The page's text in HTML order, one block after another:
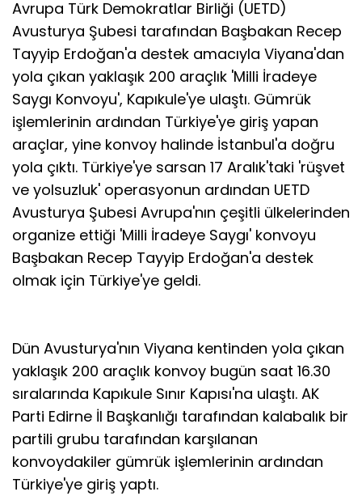
Avrupa Türk Demokratlar Birliği (UETD)
Avusturya Şubesi tarafından Başbakan Recep
Tayyip Erdoğan'a destek amacıyla Viyana'dan
yola çıkan yaklaşık 200 araçlık 'Milli İradeye
Saygı Konvoyu', Kapıkule'ye ulaştı. Gümrük
işlemlerinin ardından Türkiye'ye giriş yapan
araçlar, yine konvoy halinde İstanbul'a doğru
yola çıktı. Türkiye'ye sarsan 17 Aralık'taki 'rüşvet
ve yolsuzluk' operasyonun ardından UETD
Avusturya Şubesi Avrupa'nın çeşitli ülkelerinden
organize ettiği 'Milli İradeye Saygı' konvoyu
Başbakan Recep Tayyip Erdoğan'a destek
olmak için Türkiye'ye geldi.
Dün Avusturya'nın Viyana kentinden yola çıkan
yaklaşık 200 araçlık konvoy bugün saat 16.30
sıralarında Kapıkule Sınır Kapısı'na ulaştı. AK
Parti Edirne İl Başkanlığı tarafından kalabalık bir
partili grubu tarafından karşılanan
konvoydakiler gümrük işlemlerinin ardından
Türkiye'ye giriş yaptı.